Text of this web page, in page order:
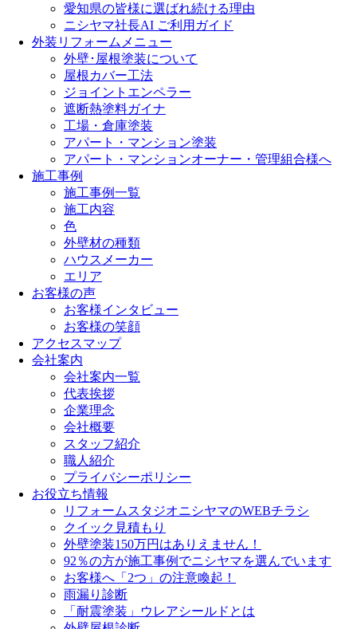
愛知県の皆様に選ばれ続ける理由
ニシヤマ社長AI ご利用ガイド
外装リフォームメニュー
外壁･屋根塗装について
屋根カバー工法
ジョイントエンペラー
遮断熱塗料ガイナ
工場・倉庫塗装
アパート・マンション塗装
アパート・マンションオーナー・管理組合様へ
施工事例
施工事例一覧
施工内容
色
外壁材の種類
ハウスメーカー
エリア
お客様の声
お客様インタビュー
お客様の笑顔
アクセスマップ
会社案内
会社案内一覧
代表挨拶
企業理念
会社概要
スタッフ紹介
職人紹介
プライバシーポリシー
お役立ち情報
リフォームスタジオニシヤマのWEBチラシ
クイック見積もり
外壁塗装150万円はありえません！
92％の方が施工事例でニシヤマを選んでいます
お客様へ「2つ」の注意喚起！
雨漏り診断
「耐震塗装」ウレアシールドとは